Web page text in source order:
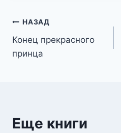
Навигация
по
НАЗАД
Конец прекрасного
принца
Еще книги